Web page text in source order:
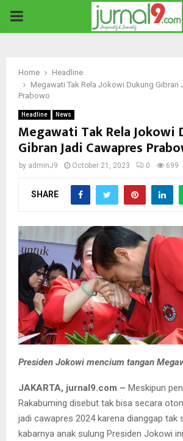
PRIMARY
Home
Headline
Megawati Tak Rela Jokowi Dukung Gibran
Prabowo
Headline News
Megawati Tak Rela Jokowi
Gibran Jadi Cawapres
by adminJ9 October 21, 2023 0 699
SHARE
Presiden Jokowi mencium tangan
JAKARTA, jurnal9.com – Meskipun
Rakabuming disebut tak bisa secara
jadi cawapres 2024 karena dianggap tak
kabarnya anak sulung Presiden Jokowi